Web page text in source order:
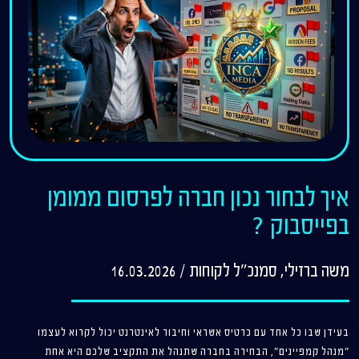
איך לבחור נכון חברה לפרסום ממומן
בפייסבוק ?
משה ברזילי, סמנכ"ל לקוחות /
16.03.2026
בעידן שבו כל אחד עם כרטיס אשראי וחיבור לאינטרנט יכול לקרוא לעצמו
"מנהל קמפיינים", הבחירה בחברה שתנהל את התקציב שלכם היא אחת